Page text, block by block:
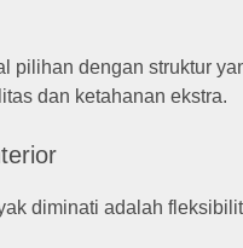
pilihan dengan struktur
dan ketahanan ekstra.
diminati adalah